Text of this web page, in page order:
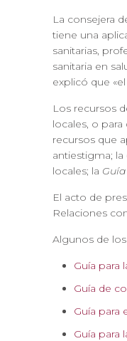
La consejera
tiene una
sanitarias,
sanitaria en
explicó que
Los recursos
locales, o
recursos que
antiestigma; la
locales; la
El acto de
Relaciones
Algunos de
Guía para
Guía de
Guía para
Guía para